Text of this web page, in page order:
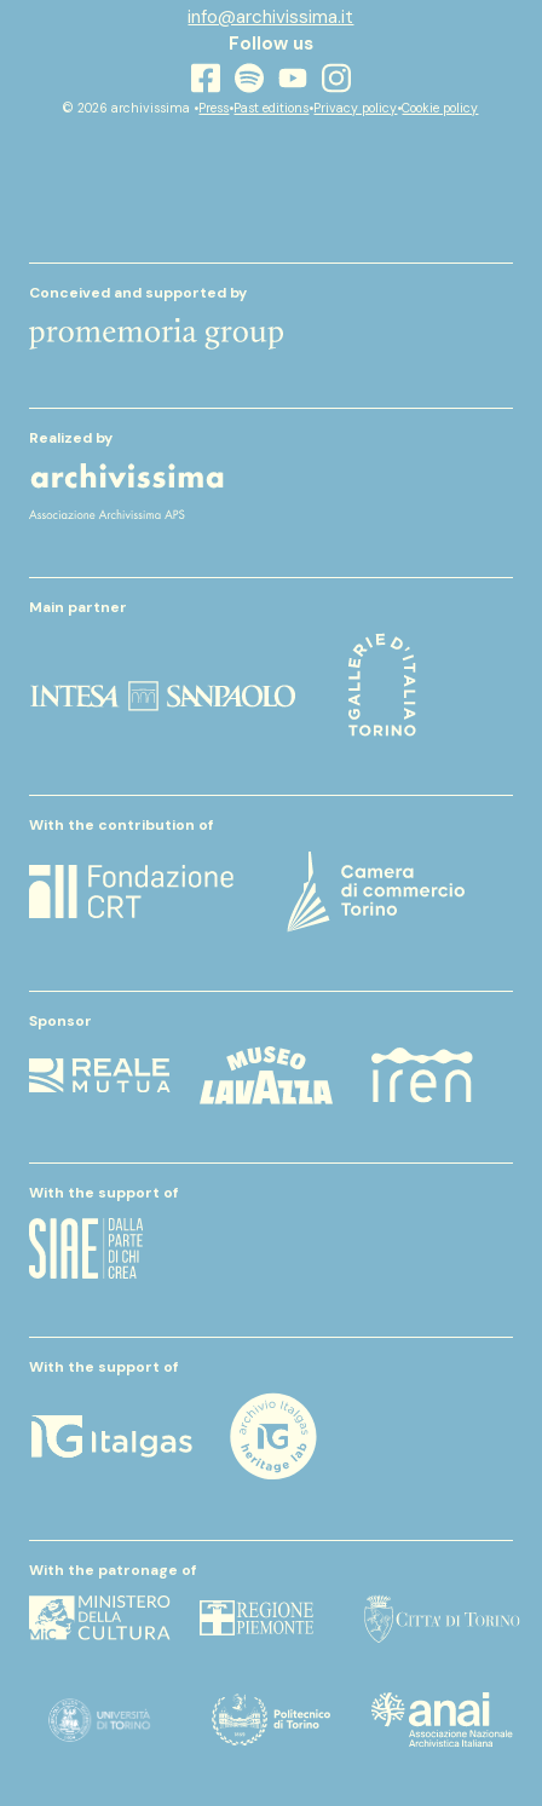
info@archivissima.it
Follow us
facebook
spotifyyoutubeinstagram
© 2026 archivissima •Press•Past editions•Privacy policy•Cookie policy
Conceived and supported by
Realized by
Main partner
With the contribution of
Sponsor
With the support of
With the support of
With the patronage of